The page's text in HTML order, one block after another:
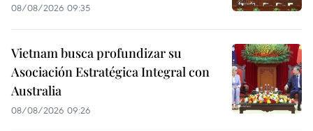
08/08/2026 09:35
Vietnam busca profundizar su
Asociación Estratégica Integral con
Australia
08/08/2026 09:26